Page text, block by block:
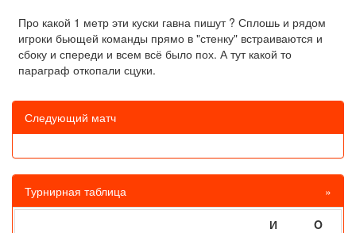
Про какой 1 метр эти куски гавна пишут ? Сплошь и рядом
игроки бьющей команды прямо в "стенку" встраиваются и
сбоку и спереди и всем всё было пох. А тут какой то
параграф откопали сцуки.
Следующий матч
Турнирная таблица »
И
O